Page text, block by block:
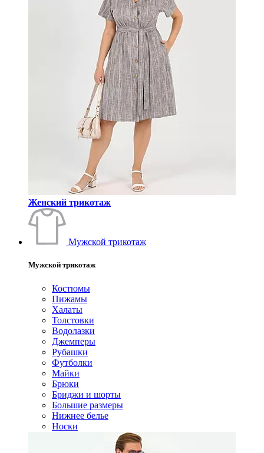
Женский трикотаж
Мужской трикотаж
Мужской трикотаж
Костюмы
Пижамы
Халаты
Толстовки
Водолазки
Джемперы
Рубашки
Футболки
Майки
Брюки
Бриджи и шорты
Большие размеры
Нижнее белье
Носки